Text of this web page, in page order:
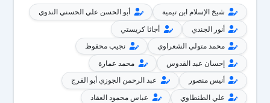
شيخ الإسلام ابن تيمية
أبو الحسن علي الحسني الندوي
أنور الجندي
أجاثا كريستي
محمد متولي الشعراوي
نجيب محفوظ
إحسان عبد القدوس
محمد عمارة
أنيس منصور
عبد الرحمن الجوزي أبو الفرج
علي الطنطاوي
عباس محمود العقاد